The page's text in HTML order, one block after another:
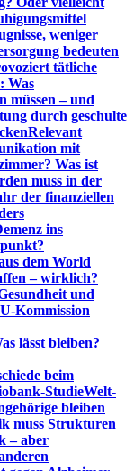
weniger
bedeuten
tätliche
Was
müssen – und
durch geschulte
Relevant
mit
Was ist
muss in der
der finanziellen
ins
dem World
– wirklich?
und
Kommission
lässt bleiben?
beim
StudieWelt-
bleiben
muss Strukturen
– aber